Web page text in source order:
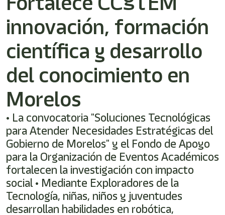
innovación, formación
científica y desarrollo
del conocimiento en
Morelos
• La convocatoria "Soluciones Tecnológicas
para Atender Necesidades Estratégicas del
Gobierno de Morelos" y el Fondo de Apoyo
para la Organización de Eventos Académicos
fortalecen la investigación con impacto
social • Mediante Exploradores de la
Tecnología, niñas, niños y juventudes
desarrollan habilidades en robótica,